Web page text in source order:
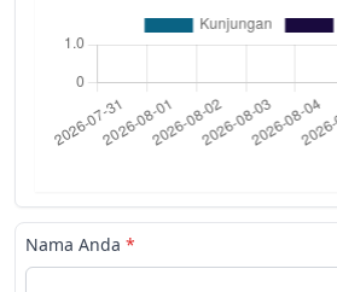
Nama Anda *